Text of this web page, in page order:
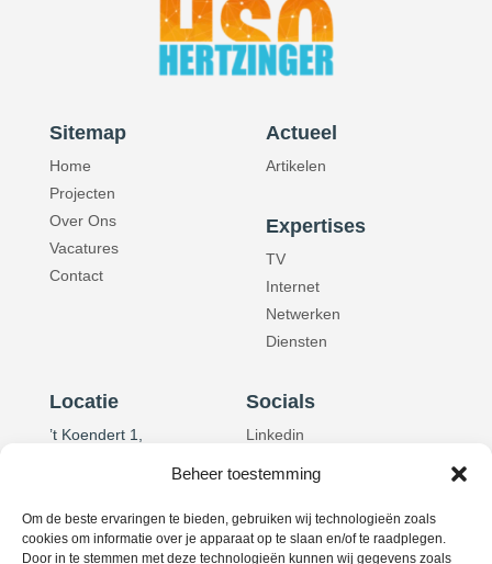
Beheer toestemming
Om de beste ervaringen te bieden, gebruiken wij technologieën zoals
cookies om informatie over je apparaat op te slaan en/of te raadplegen.
Door in te stemmen met deze technologieën kunnen wij gegevens zoals
Sitemap
Home
Projecten
Over Ons
Vacatures
Contact
Actueel
Artikelen
Expertises
TV
Internet
Netwerken
Diensten
Locatie
’t Koendert 1,
Contact
Info@hertzinger.nl
Socials
Linkedin